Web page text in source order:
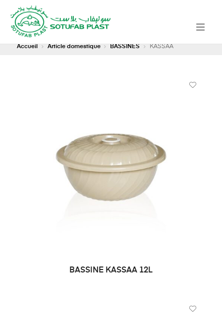
Accueil Article domestique BASSINES KASSAA
BASSINE KASSAA 12L